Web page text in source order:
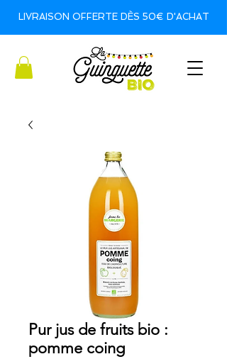
LIVRAISON OFFERTE DÈS 50€ D'ACHAT
Pur jus de fruits bio :
pomme coing